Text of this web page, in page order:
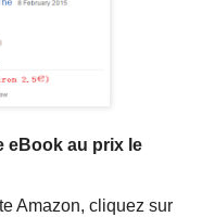
eBook au prix le
Amazon, cliquez sur